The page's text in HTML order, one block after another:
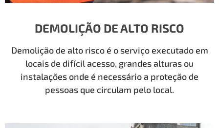
DEMOLIÇÃO DE ALTO RISCO
Demolição de alto risco é o serviço executado em
locais de difícil acesso, grandes alturas ou
instalações onde é necessário a proteção de
pessoas que circulam pelo local.